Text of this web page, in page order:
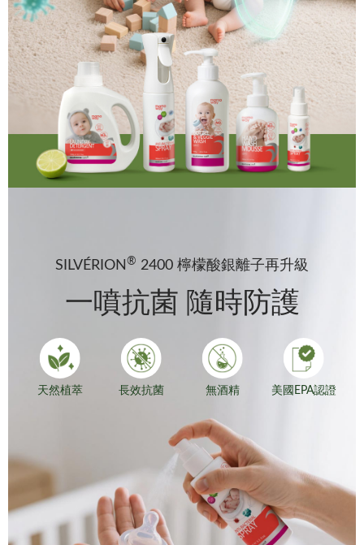
SILVÉRION ® 2400 檸檬酸銀離子再升級
一噴抗菌 隨時防護
天然植萃 長效抗菌 無酒精 美國EPA認證